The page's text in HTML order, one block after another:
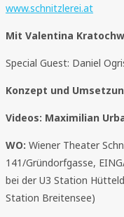
www.schnitzlerei.at
Mit Valentina
Special Guest: Daniel
Konzept und
Videos: Maximilian
WO: Wiener Theater
141/Gründorfgasse,
bei der U3 Station
Station Breitensee)